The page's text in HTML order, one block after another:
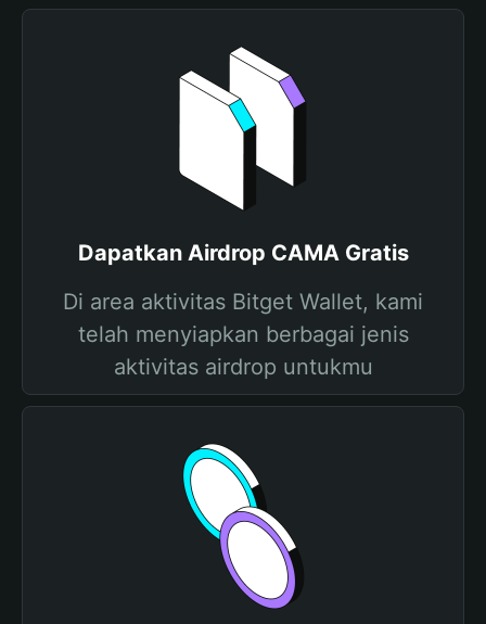
Dapatkan Airdrop CAMA Gratis
Di area aktivitas Bitget Wallet, kami
telah menyiapkan berbagai jenis
aktivitas airdrop untukmu